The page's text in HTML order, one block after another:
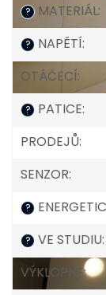
? MATERIÁL:
? NAPĚTÍ:
OTÁČECÍ:
? PATICE:
PRODEJŮ:
SENZOR:
?
? VE STUDIU:
VÝKLOPNÉ: